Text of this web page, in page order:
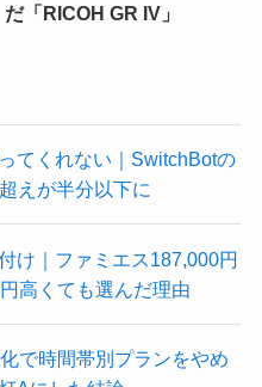
だ「RICOH GR IV」
てくれない｜SwitchBotの
えが半分以下に
け｜ファミエス187,000円
高くても選んだ理由
で時間帯別プランをやめ